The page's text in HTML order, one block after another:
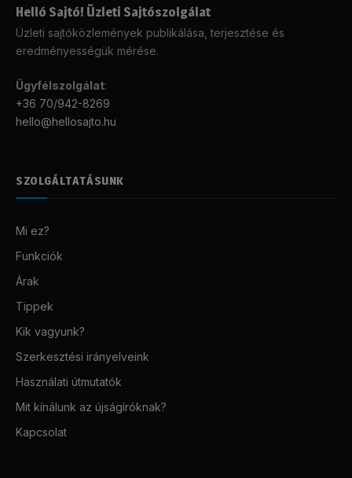
Helló Sajtó! Üzleti Sajtószolgálat
Üzleti sajtóközlemények publikálása, terjesztése és
eredményességük mérése.
Ügyfélszolgálat:
+36 70/942-8269
hello@hellosajto.hu
SZOLGÁLTATÁSUNK
Mi ez?
Funkciók
Árak
Tippek
Kik vagyunk?
Szerkesztési irányelveink
Használati útmutatók
Mit kínálunk az újságíróknak?
Kapcsolat